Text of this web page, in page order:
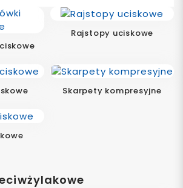
Rajstopy uciskowe
Skarpety kompresyjne